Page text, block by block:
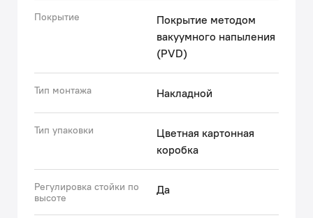
Покрытие
Покрытие методом
вакуумного напыления
(PVD)
Тип монтажа Накладной
Тип упаковки
Цветная картонная
коробка
Регулировка стойки по
высоте
Да